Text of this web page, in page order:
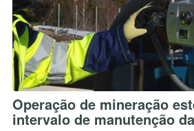
Operação de mineração
intervalo de manutenção